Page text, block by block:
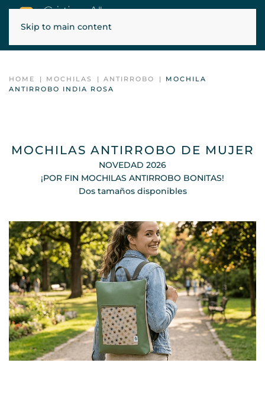
Skip to main content
HOME MOCHILAS ANTIRROBO
MOCHILA
ANTIRROBO INDIA ROSA
MOCHILAS ANTIRROBO DE MUJER
NOVEDAD 2026
¡POR FIN MOCHILAS ANTIRROBO BONITAS!
Dos tamaños disponibles